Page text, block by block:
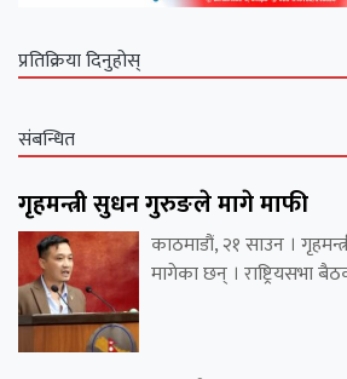
प्रतिक्रिया दिनुहोस्
संबन्धित
गृहमन्त्री सुधन गुरुङले मागे माफी
काठमाडौं, २१ साउन ।
मागेका छन् । राष्ट्रियसभा